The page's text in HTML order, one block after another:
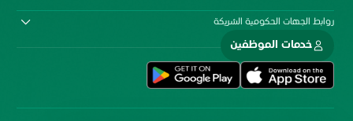
روابط الجهات الحكومية الشريكة
خدمات الموظفين